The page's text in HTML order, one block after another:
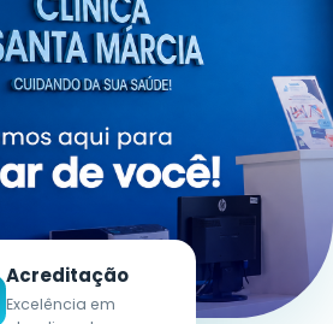
Acreditação
Excelência em